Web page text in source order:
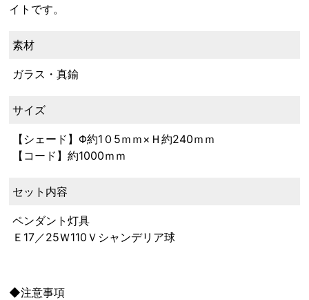
イトです。
素材
ガラス・真鍮
サイズ
【シェード】Φ約1０5ｍｍ×Ｈ約240ｍｍ
【コード】約1000ｍｍ
セット内容
ペンダント灯具
Ｅ17／25Ｗ110Ｖシャンデリア球
◆注意事項